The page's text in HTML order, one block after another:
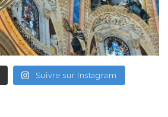
Suivre sur Instagram